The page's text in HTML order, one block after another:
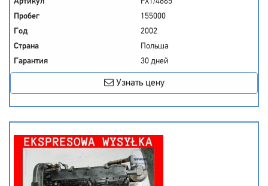
Пробег
155000
Год
2002
Страна
Польша
Гарантия
30 дней
Узнать цену